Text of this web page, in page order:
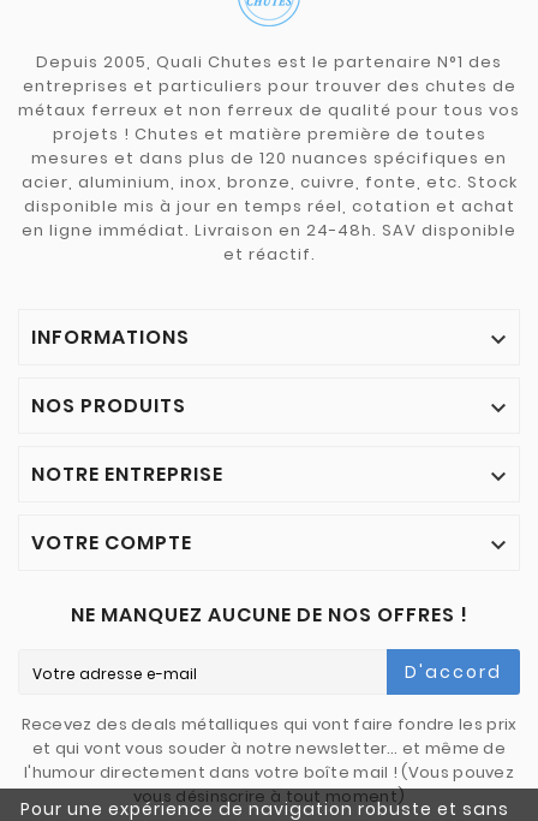
Pour une expérience de navigation robuste et sans
Depuis 2005, Quali Chutes est le partenaire N°1 des
entreprises et particuliers pour trouver des chutes de
métaux ferreux et non ferreux de qualité pour tous vos
projets ! Chutes et matière première de toutes
mesures et dans plus de 120 nuances spécifiques en
acier, aluminium, inox, bronze, cuivre, fonte, etc. Stock
disponible mis à jour en temps réel, cotation et achat
en ligne immédiat. Livraison en 24-48h. SAV disponible
et réactif.
INFORMATIONS 
NOS PRODUITS 
NOTRE ENTREPRISE 
VOTRE COMPTE 
NE MANQUEZ AUCUNE DE NOS OFFRES !
D'accord
Recevez des deals métalliques qui vont faire fondre les prix
et qui vont vous souder à notre newsletter… et même de
l'humour directement dans votre boîte mail ! (Vous pouvez
vous désinscrire à tout moment)